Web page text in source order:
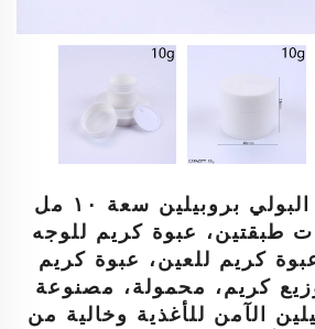
عبوة كريم من البولي بروبيلين سعة ١٠ مل
ذات طبقتين، عبوة كريم للوجه
كريم للعين، عبوة كريم
كريم، محمولة، مصنوعة
الآمن للأغذية وخالية من